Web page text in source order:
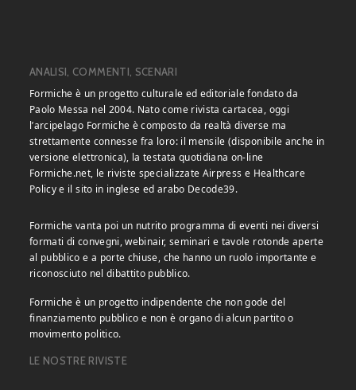
ANALISI, COMMENTI, SCENARI
Formiche è un progetto culturale ed editoriale fondato da
Paolo Messa nel 2004. Nato come rivista cartacea, oggi
l’arcipelago Formiche è composto da realtà diverse ma
strettamente connesse fra loro: il mensile (disponibile anche in
versione elettronica), la testata quotidiana on-line
Formiche.net, le riviste specializzate Airpress e Healthcare
Policy e il sito in inglese ed arabo Decode39.
Formiche vanta poi un nutrito programma di eventi nei diversi
formati di convegni, webinair, seminari e tavole rotonde aperte
al pubblico e a porte chiuse, che hanno un ruolo importante e
riconosciuto nel dibattito pubblico.
Formiche è un progetto indipendente che non gode del
finanziamento pubblico e non è organo di alcun partito o
movimento politico.
LE NOSTRE RIVISTE